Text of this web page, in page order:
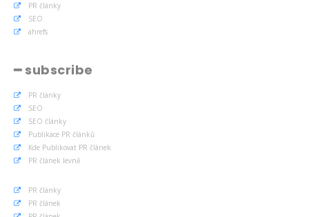
PR články
SEO
ahrefs
━ subscribe
PR články
SEO
SEO články
Publikace PR článků
Kde Publikovat PR článek
PR článek levně
PR články
PR článek